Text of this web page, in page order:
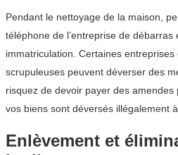
Pendant le nettoyage de la maison,
téléphone de l’entreprise de débarras
immatriculation. Certaines
scrupuleuses peuvent déverser des
risquez de devoir payer des
vos biens sont déversés illégalement
Enlèvement et